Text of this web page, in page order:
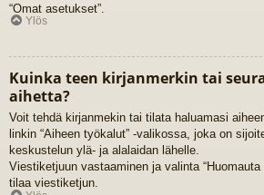
“Omat asetukset”.
Ylös
Kuinka teen kirjanmerkin tai
aihetta?
Voit tehdä kirjanmekin tai tilata haluamasi
linkin “Aiheen työkalut” -valikossa, joka on
keskustelun ylä- ja alalaidan lähelle.
Viestiketjuun vastaaminen ja valinta
tilaa viestiketjun.